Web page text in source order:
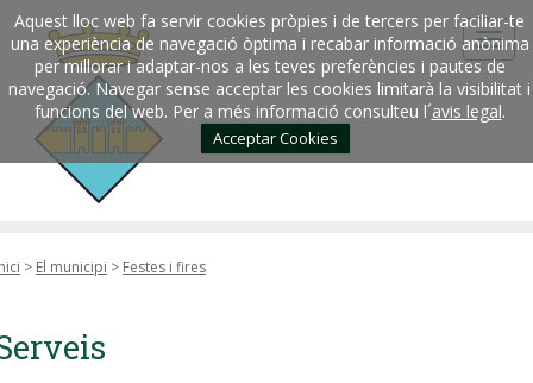
Aquest lloc web fa servir cookies pròpies i de tercers per faciliar-te
una experiència de navegació òptima i recabar informació anònima
per millorar i adaptar-nos a les teves preferències i pautes de
navegació. Navegar sense acceptar les cookies limitarà la visibilitat i
funcions del web. Per a més informació consulteu l´avis legal.
Acceptar Cookies
> El municipi > Festes i fires